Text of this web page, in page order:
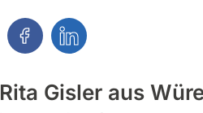
Gisler aus